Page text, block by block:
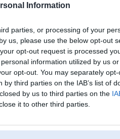
Information
parties, or processing of your
us, please use the below opt-out
opt-out request is processed
information utilized by us
opt-out. You may separately
third parties on the IAB’s list of
by us to third parties on the
it to other third parties.
Pēdējo reizi manīts: 07. May 2014, 18:31
X5
Rīga
588
X5 galerijas]